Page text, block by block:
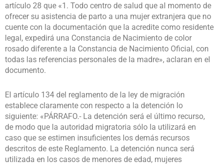
artículo 28 que «1. Todo centro de salud que al momento de
ofrecer su asistencia de parto a una mujer extranjera que no
cuente con la documentación que la acredite como residente
legal, expedirá una Constancia de Nacimiento de color
rosado diferente a la Constancia de Nacimiento Oficial, con
todas las referencias personales de la madre», aclaran en el
documento.
El artículo 134 del reglamento de la ley de migración
establece claramente con respecto a la detención lo
siguiente: «PÁRRAFO.- La detención será el último recurso,
de modo que la autoridad migratoria sólo la utilizará en
caso que se estimen insuficientes los demás recursos
descritos de este Reglamento. La detención nunca será
utilizada en los casos de menores de edad, mujeres